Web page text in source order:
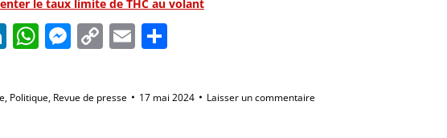
le taux limite de THC au volant
LinkedIn
WhatsApp
Messenger
Copy
Link
Email
, Politique, Revue de presse 17 mai 2024 Laisser un commentaire